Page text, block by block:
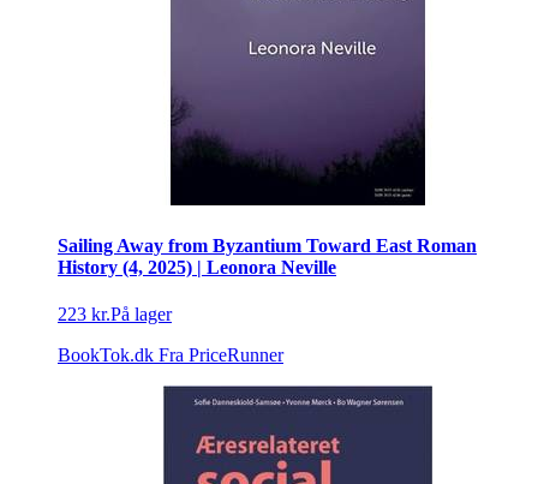
Sailing Away from Byzantium Toward East Roman
History (4, 2025) | Leonora Neville
223 kr.På lager
BookTok.dk Fra PriceRunner